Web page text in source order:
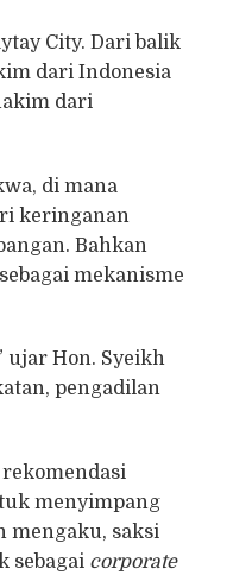
City. Dari balik
dari Indonesia
dari
di mana
keringanan
Bahkan
mekanisme
ujar Hon. Syeikh
pengadilan
menyimpang
mengaku, saksi
sebagai corporate